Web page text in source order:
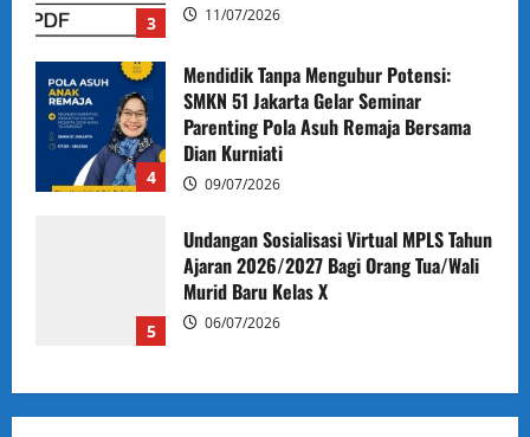
3 11/07/2026
4
Mendidik Tanpa Mengubur Potensi:
SMKN 51 Jakarta Gelar Seminar
Parenting Pola Asuh Remaja Bersama
Dian Kurniati
09/07/2026
5
Undangan Sosialisasi Virtual MPLS Tahun
Ajaran 2026/2027 Bagi Orang Tua/Wali
Murid Baru Kelas X
06/07/2026